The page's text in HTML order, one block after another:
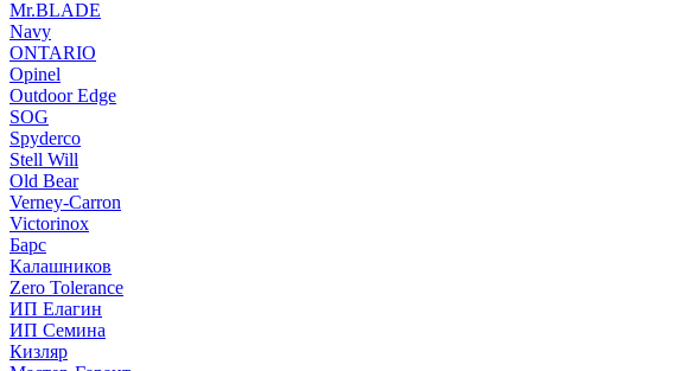
Mr.BLADE
Navy
ONTARIO
Opinel
Outdoor Edge
SOG
Spyderco
Stell Will
Old Bear
Verney-Carron
Victorinox
Барс
Калашников
Zero Tolerance
ИП Елагин
ИП Семина
Кизляр